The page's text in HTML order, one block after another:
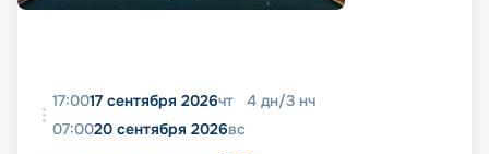
17:0017 сентября 2026чт 4 дн/3 нч
07:0020 сентября 2026вс